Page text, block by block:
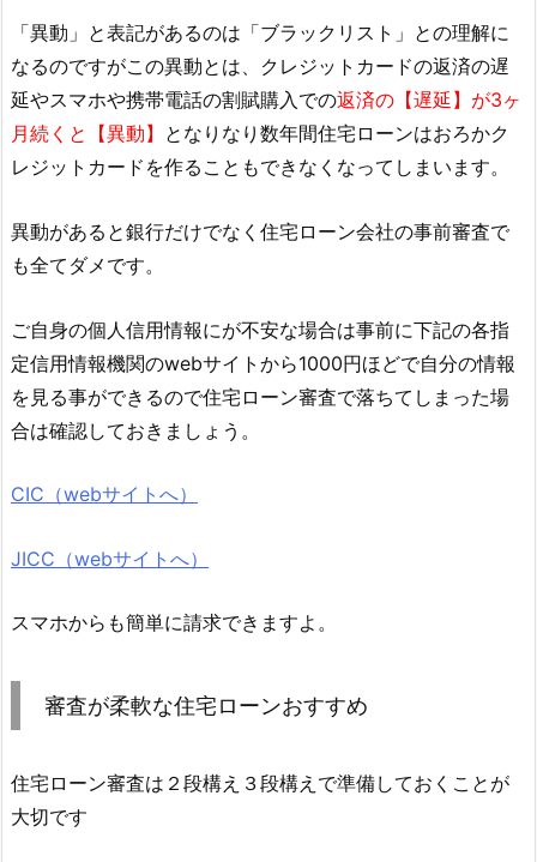
「異動」と表記があるのは「ブラックリスト」との理解に
なるのですがこの異動とは、クレジットカードの返済の遅
延やスマホや携帯電話の割賦購入での返済の【遅延】が3ヶ
月続くと【異動】 となりなり数年間住宅ローンはおろかク
レジットカードを作ることもできなくなってしまいます。
異動があると銀行だけでなく住宅ローン会社の事前審査で
も全てダメです。
ご自身の個人信用情報にが不安な場合は事前に下記の各指
定信用情報機関のwebサイトから1000円ほどで自分の情報
を見る事ができるので住宅ローン審査で落ちてしまった場
合は確認しておきましょう。
CIC（webサイトへ）
JICC（webサイトへ）
スマホからも簡単に請求できますよ。
審査が柔軟な住宅ローンおすすめ
住宅ローン審査は２段構え３段構えで準備しておくことが
大切です